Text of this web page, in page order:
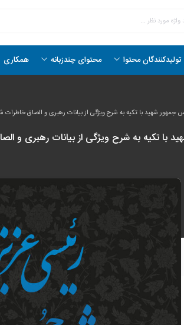
تولیدکنندگان محتوا محتوای چندزبانه همکاری
جمهور شهید با تکیه به شرح ویژگی از بیانات رهبری و الصاق
با تکیه به شرح ویژگی از بیانات رهبری و